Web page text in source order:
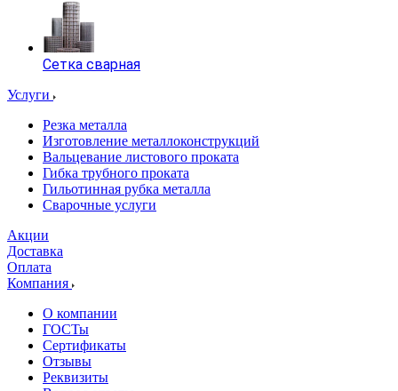
Сетка сварная
Услуги
Резка металла
Изготовление металлоконструкций
Вальцевание листового проката
Гибка трубного проката
Гильотинная рубка металла
Сварочные услуги
Акции
Доставка
Оплата
Компания
О компании
ГОСТы
Сертификаты
Отзывы
Реквизиты